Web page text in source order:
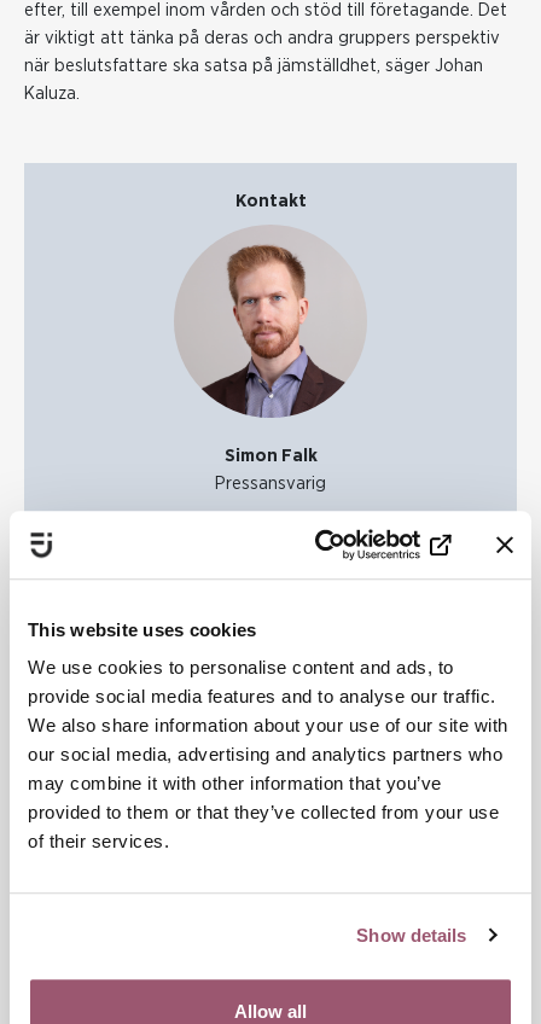
This website uses cookies
We use cookies to personalise content and ads, to
provide social media features and to analyse our traffic.
We also share information about your use of our site with
our social media, advertising and analytics partners who
may combine it with other information that you’ve
provided to them or that they’ve collected from your use
of their services.
Show details
Allow all
efter, till exempel inom vården och stöd till företagande. Det
är viktigt att tänka på deras och andra gruppers perspektiv
när beslutsfattare ska satsa på jämställdhet, säger Johan
Kaluza.
Kontakt
Simon Falk
Pressansvarig
031-392 90 52
E-post press@jamstalldhetsmyndigheten.se
Dokument
Länkar
Rapporten Bättre styrning för bättre resultat – Resultat av